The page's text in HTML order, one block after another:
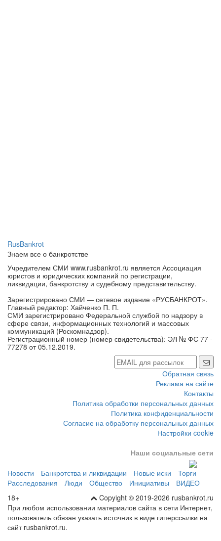
RusBankrot
Знаем все о банкротстве
Учредителем СМИ www.rusbankrot.ru является Ассоциация
юристов и юридических компаний по регистрации,
ликвидации, банкротству и судебному представительству.
Зарегистрировано СМИ — сетевое издание «РУСБАНКРОТ».
Главный редактор: Хайченко П. П.
СМИ зарегистрировано Федеральной службой по надзору в
сфере связи, информационных технологий и массовых
коммуникаций (Роскомнадзор).
Регистрационный номер (номер свидетельства): ЭЛ № ФС 77 -
77278 от 05.12.2019.
Обратная связь
Реклама на сайте
Контакты
Политика обработки персональных данных
Политика конфиденциальности
Согласие на обработку персональных данных
Настройки cookie
Наши социальные сети
Новости Банкротства и ликвидации Новые иски
Торги
Расследования
Люди Общество Инициативы
ВИДЕО
Copyight © 2019-2026 rusbankrot.ru
18+
При любом использовании материалов сайта в сети Интернет,
пользователь обязан указать источник в виде гиперссылки на
сайт rusbankrot.ru.